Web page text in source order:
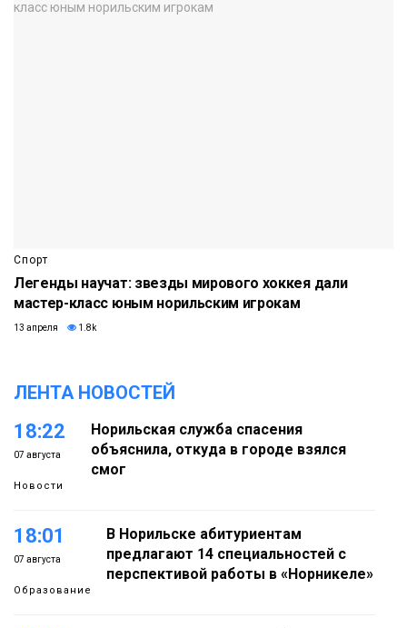
Спорт
Легенды научат: звезды мирового хоккея дали
мастер-класс юным норильским игрокам
13 апреля 1.8k
ЛЕНТА НОВОСТЕЙ
18:22
07 августа
Новости
Норильская служба спасения
объяснила, откуда в городе взялся
смог
18:01
07 августа
Образование
В Норильске абитуриентам
предлагают 14 специальностей с
перспективой работы в «Норникеле»